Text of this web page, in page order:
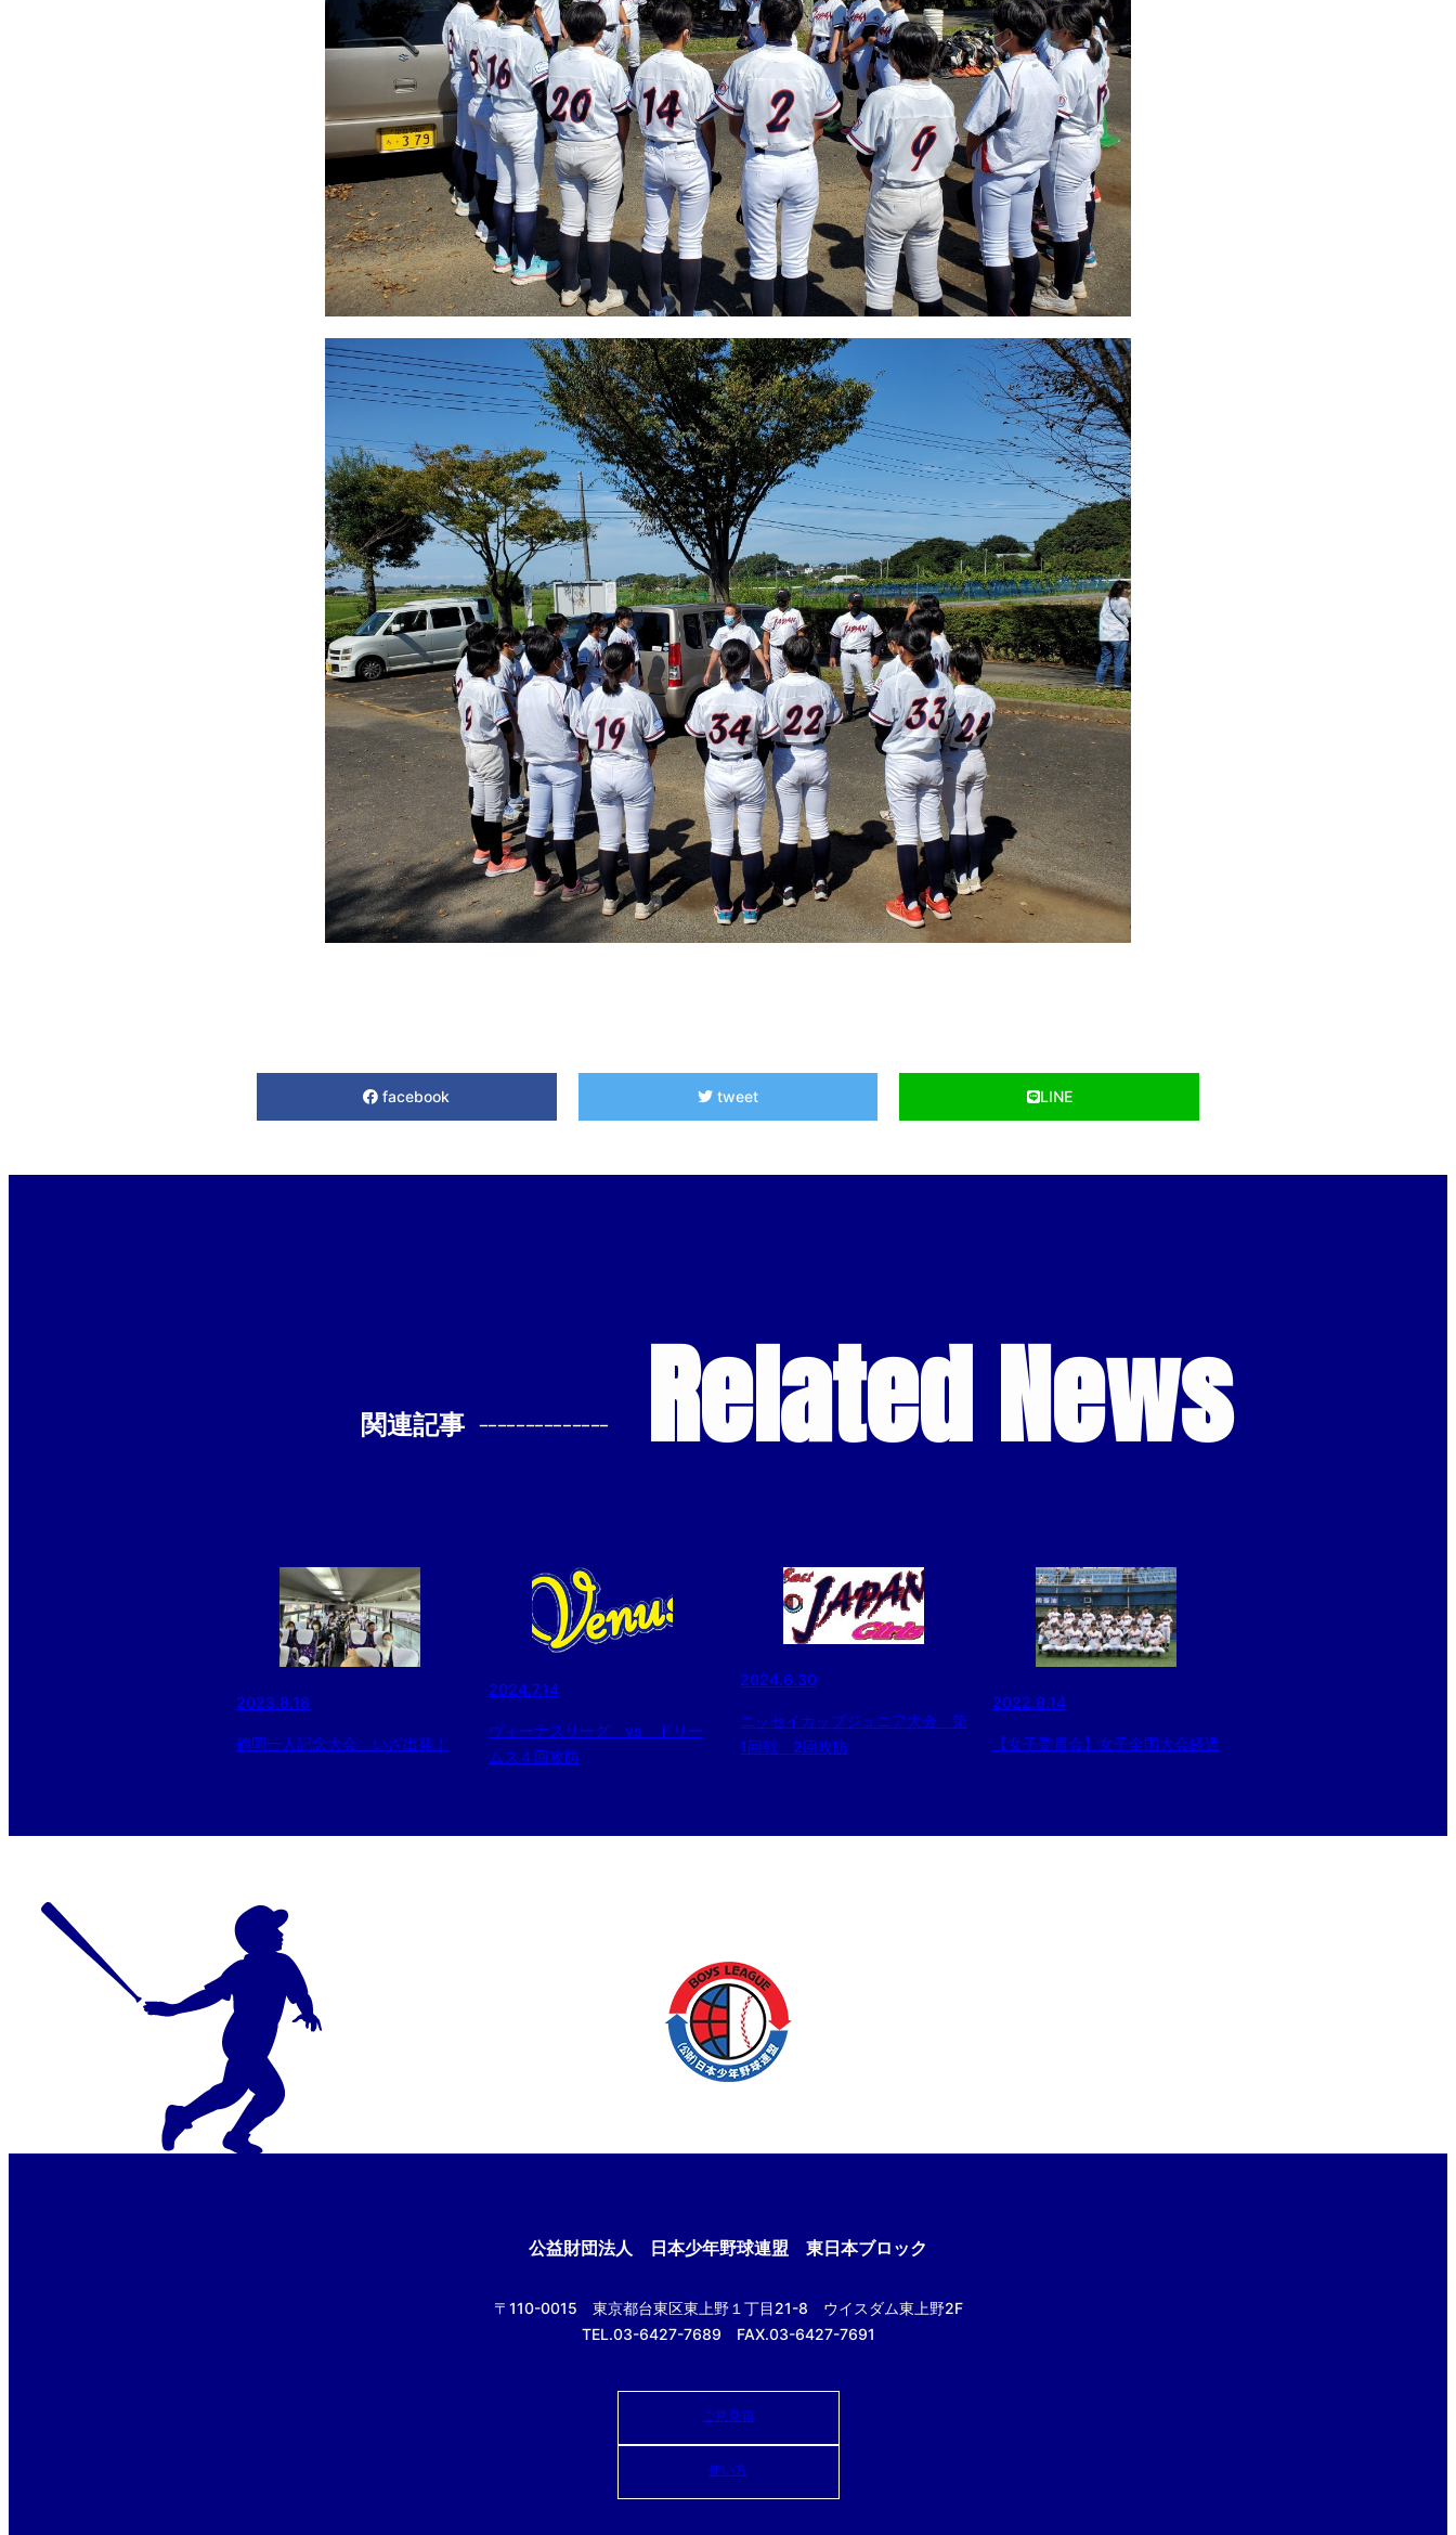
facebook tweet LINE
関連記事 -------------- Related News
2023.8.18
鶴岡一人記念大会 いざ出発！
2024.7.14
ヴィーナスリーグ vs ドリー
ムス４回攻防
2024.6.30
ニッセイカップジュニア大会 第
1回戦 2回攻防
2022.8.14
【女子委員会】女子全国大会経過
公益財団法人 日本少年野球連盟 東日本ブロック
〒110-0015 東京都台東区東上野１丁目21-8 ウイスダム東上野2F
TEL.03-6427-7689 FAX.03-6427-7691
ご意見箱
使い方